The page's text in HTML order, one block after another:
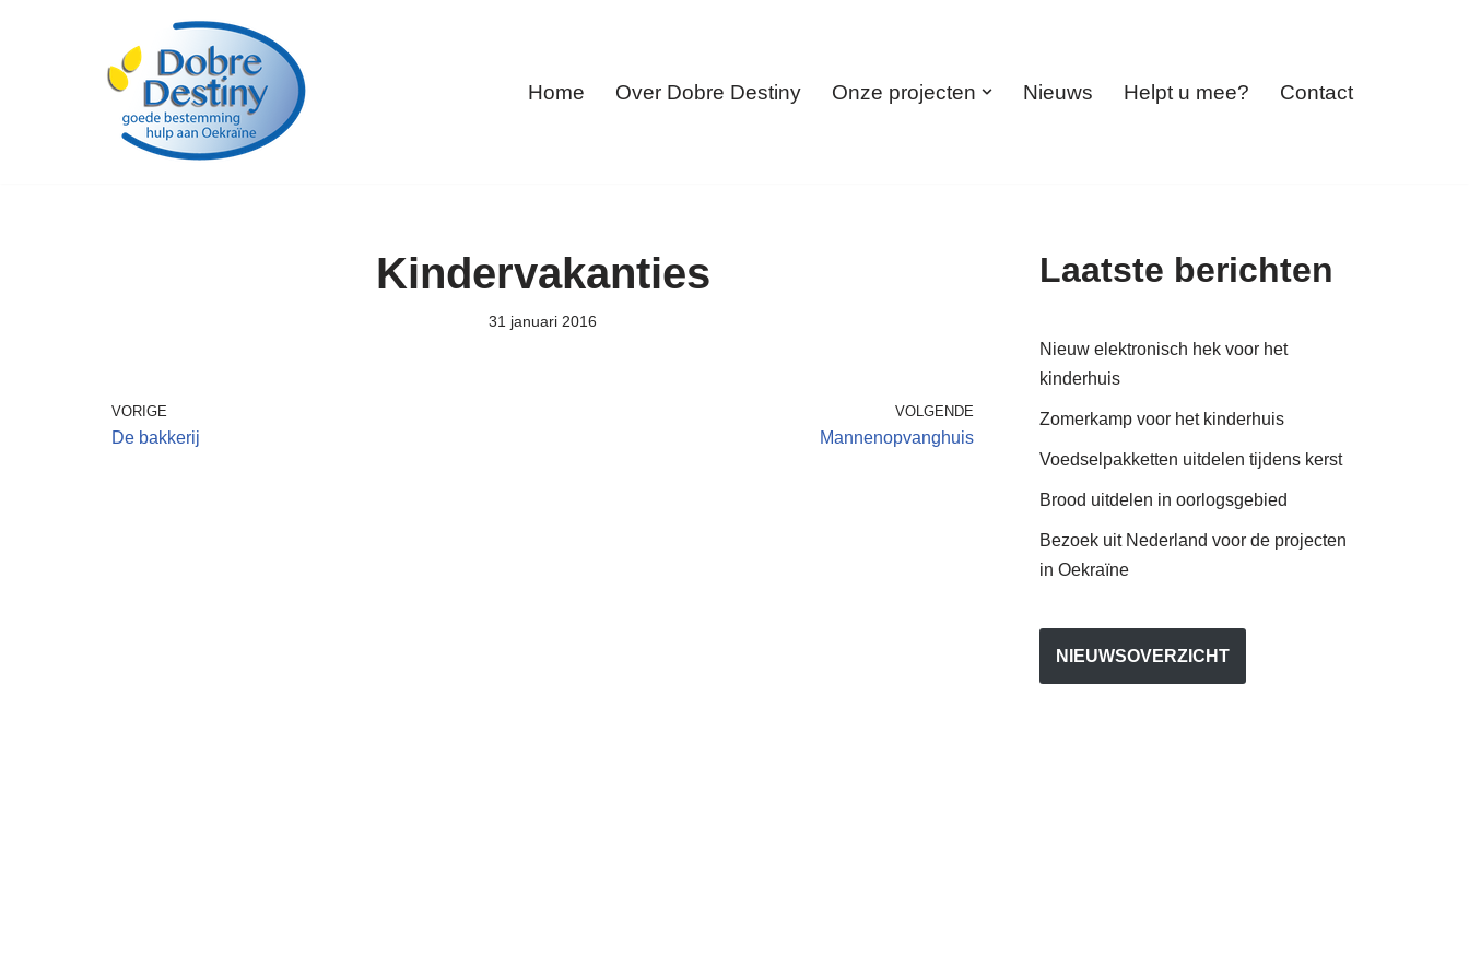
Home Over Dobre Destiny Onze projecten Nieuws Helpt u mee? Contact
Kindervakanties
31 januari 2016
VORIGE
De bakkerij
VOLGENDE
Mannenopvanghuis
Laatste berichten
Nieuw elektronisch hek voor het
kinderhuis
Zomerkamp voor het kinderhuis
Voedselpakketten uitdelen tijdens kerst
Brood uitdelen in oorlogsgebied
Bezoek uit Nederland voor de projecten
in Oekraïne
NIEUWSOVERZICHT